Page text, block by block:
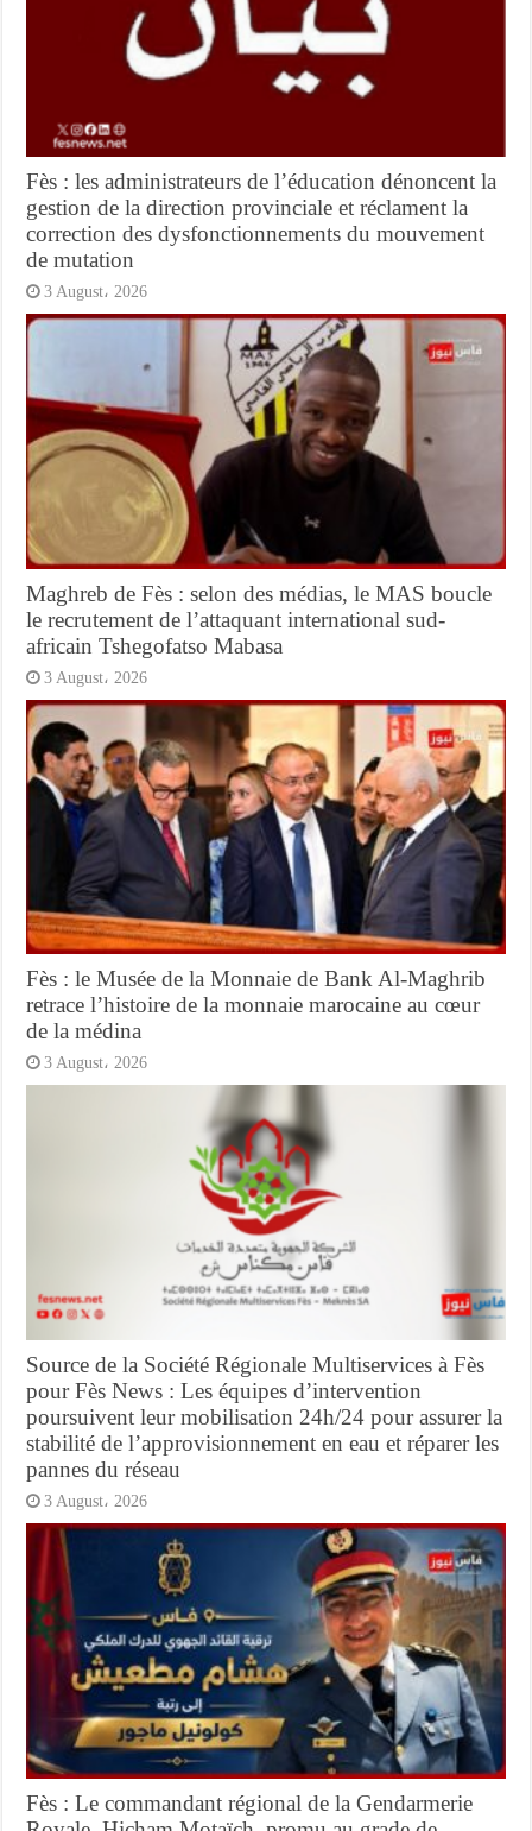
Fès : les administrateurs de l’éducation dénoncent la
gestion de la direction provinciale et réclament la
correction des dysfonctionnements du mouvement
de mutation
3 August، 2026
Maghreb de Fès : selon des médias, le MAS boucle
le recrutement de l’attaquant international sud-
africain Tshegofatso Mabasa
3 August، 2026
Fès : le Musée de la Monnaie de Bank Al-Maghrib
retrace l’histoire de la monnaie marocaine au cœur
de la médina
3 August، 2026
Source de la Société Régionale Multiservices à Fès
pour Fès News : Les équipes d’intervention
poursuivent leur mobilisation 24h/24 pour assurer la
stabilité de l’approvisionnement en eau et réparer les
pannes du réseau
3 August، 2026
Fès : Le commandant régional de la Gendarmerie